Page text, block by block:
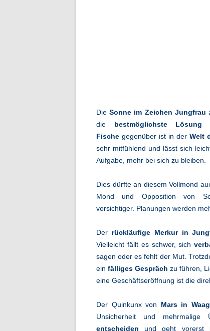
DieSonne im Zeichen Jungfrau
die bestmöglichste Lösung
Fische gegenüber ist in der Welt
sehr mitfühlend und lässt sich
Aufgabe, mehr bei sich zu bleiben.
Dies dürfte an diesem Vollmond
Mond und Opposition von
vorsichtiger. Planungen werden
Der rückläufige Merkur in
Vielleicht fällt es schwer, sich
sagen oder es fehlt der Mut.
einfälliges Gespräch zu führen,
eine Geschäftseröffnung ist die
Der Quinkunx von Mars in
Unsicherheit und
entscheidenund geht vorerst